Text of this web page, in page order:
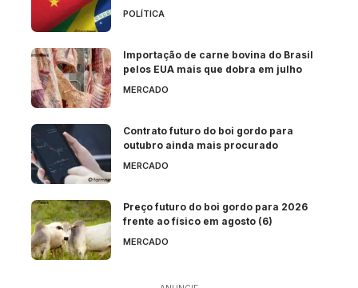
POLÍTICA
Importação de carne bovina do Brasil
pelos EUA mais que dobra em julho
MERCADO
Contrato futuro do boi gordo para
outubro ainda mais procurado
MERCADO
Preço futuro do boi gordo para 2026
frente ao físico em agosto (6)
MERCADO